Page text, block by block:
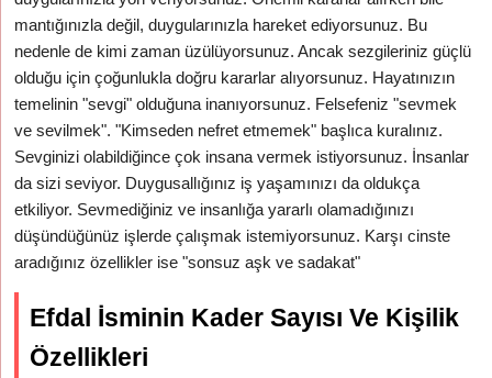
mantığınızla değil, duygularınızla hareket ediyorsunuz. Bu
nedenle de kimi zaman üzülüyorsunuz. Ancak sezgileriniz güçlü
olduğu için çoğunlukla doğru kararlar alıyorsunuz. Hayatınızın
temelinin "sevgi" olduğuna inanıyorsunuz. Felsefeniz "sevmek
ve sevilmek". "Kimseden nefret etmemek" başlıca kuralınız.
Sevginizi olabildiğince çok insana vermek istiyorsunuz. İnsanlar
da sizi seviyor. Duygusallığınız iş yaşamınızı da oldukça
etkiliyor. Sevmediğiniz ve insanlığa yararlı olamadığınızı
düşündüğünüz işlerde çalışmak istemiyorsunuz. Karşı cinste
aradığınız özellikler ise "sonsuz aşk ve sadakat"
Efdal İsminin Kader Sayısı Ve Kişilik
Özellikleri